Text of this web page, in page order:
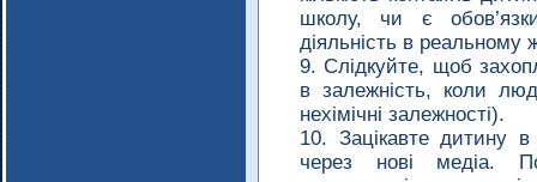
школу, чи є
діяльність в реальному
Слідкуйте, щоб
в залежність, коли
нехімічні залежності).
Зацікавте дитину
через нові медіа.